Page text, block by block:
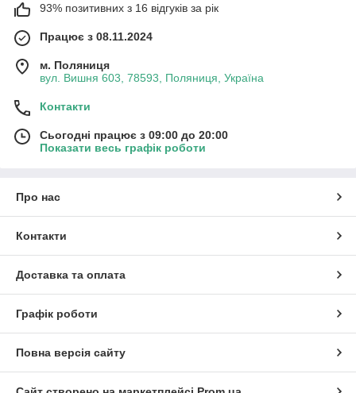
93% позитивних з 16 відгуків за рік
Працює з 08.11.2024
м. Поляниця
вул. Вишня 603, 78593, Поляниця, Україна
Контакти
Сьогодні працює з 09:00 до 20:00
Показати весь графік роботи
Про нас
Контакти
Доставка та оплата
Графік роботи
Повна версія сайту